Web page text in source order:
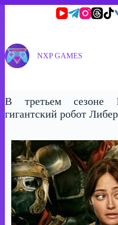
NXP GAMES
В третьем сезоне
гигантский робот